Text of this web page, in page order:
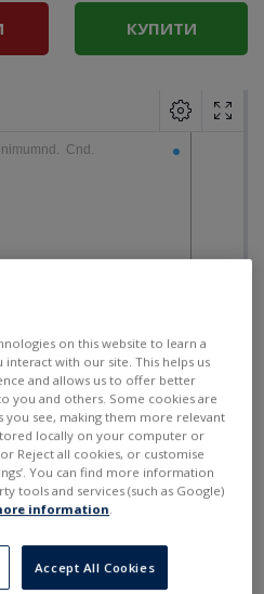
КУПИТИ
on this website to learn a
with our site. This helps us
and allows us to offer better
you and others. Some cookies are
you see, making them more relevant
locally on your computer or
Reject all cookies, or customise
You can find more information
tools and services (such as Google)
information.
Accept All Cookies